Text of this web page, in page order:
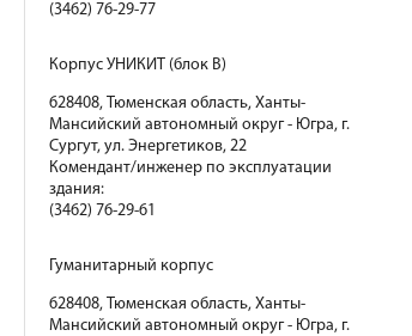
(3462) 76-29-77
Корпус УНИКИТ (блок В)
628408, Тюменская область, Ханты-
Мансийский автономный округ - Югра, г.
Сургут, ул. Энергетиков, 22
Комендант/инженер по эксплуатации
здания:
(3462) 76-29-61
Гуманитарный корпус
628408, Тюменская область, Ханты-
Мансийский автономный округ - Югра, г.